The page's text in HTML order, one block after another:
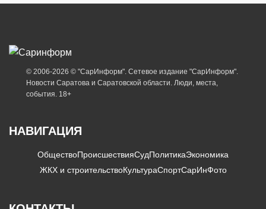
© 2006-2026 © "СарИнформ". Сетевое издание "СарИнформ".
Новости Саратова и Саратовской области. Люди, места,
события. 18+
НАВИГАЦИЯ
ОбществоПроисшествияСудПолитикаЭкономика
ЖКХ и строительствоКультураСпортСарИнФото